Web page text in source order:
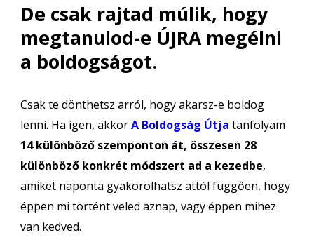
De csak rajtad múlik, hogy
megtanulod-e ÚJRA megélni
a boldogságot.
Csak te dönthetsz arról, hogy akarsz-e boldog
lenni. Ha igen, akkorA Boldogság Útja tanfolyam
14 különböző szemponton át, összesen 28
különböző konkrét módszert ad a kezedbe,
amiket naponta gyakorolhatsz attól függően, hogy
éppen mi történt veled aznap, vagy éppen mihez
van kedved.